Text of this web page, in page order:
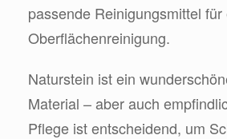
passende Reinigungsmittel
Oberflächenreinigung.
Naturstein ist ein
Material – aber auch
Pflege ist entscheidend, um